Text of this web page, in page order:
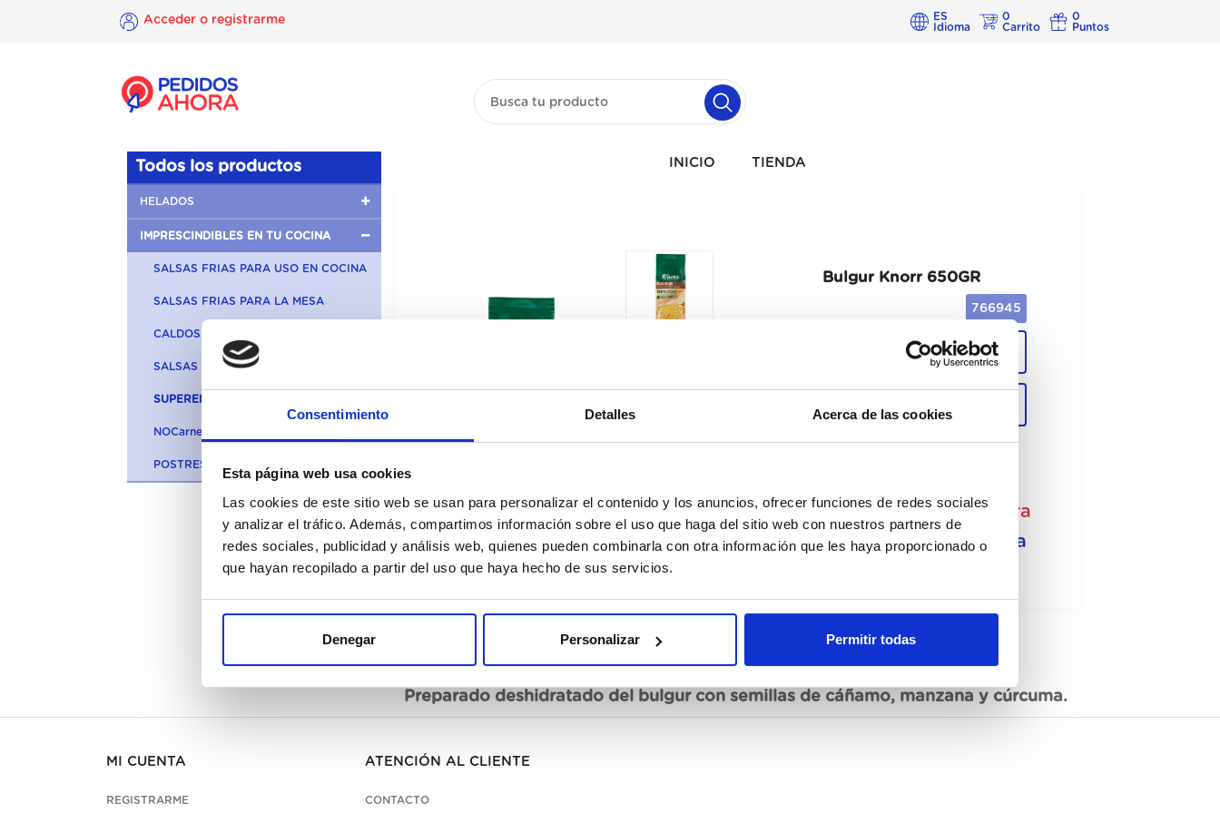
Consentimiento Detalles Acerca de las cookies
Esta página web usa cookies
Las cookies de este sitio web se usan para personalizar el contenido y los anuncios, ofrecer funciones de redes sociales
y analizar el tráfico. Además, compartimos información sobre el uso que haga del sitio web con nuestros partners de
redes sociales, publicidad y análisis web, quienes pueden combinarla con otra información que les haya proporcionado o
que hayan recopilado a partir del uso que haya hecho de sus servicios.
Denegar Personalizar Permitir todas
Acceder o registrarme
ES
Idioma
0
Carrito
0
Puntos
Todos los productos
HELADOS
IMPRESCINDIBLES EN TU COCINA
SALSAS FRIAS PARA USO EN COCINA
SALSAS FRIAS PARA LA MESA
CALDOS SAZONADORES
SALSAS CLÁSICAS
SUPERENSALADAS Y PRIMERBAS
NOCarne 100% VEGETARIANA
POSTRES
INICIO TIENDA
Bulgur Knorr 650GR
766945
Cajas
No disponible, solicita ahora
Ver ficha técnica
Preparado deshidratado del bulgur con semillas de cáñamo, manzana y cúrcuma.
MI CUENTA
REGISTRARME
ATENCIÓN AL CLIENTE
CONTACTO